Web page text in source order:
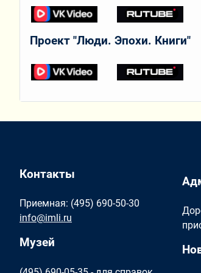
Проект "Люди. Эпохи. Книги"
Контакты
Приемная: (495) 690-50-30
info@imli.ru
Музей